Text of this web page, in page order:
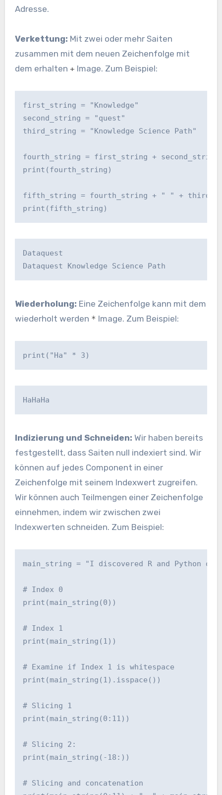
Adresse.
Verkettung: Mit zwei oder mehr Saiten
zusammen mit dem neuen Zeichenfolge mit
dem erhalten + Image. Zum Beispiel:
first_string = "Knowledge"
second_string = "quest"
third_string = "Knowledge Science Path"
fourth_string = first_string + second_string
print(fourth_string)
fifth_string = fourth_string + " " +
print(fifth_string)
Dataquest
Dataquest Knowledge Science Path
Wiederholung: Eine Zeichenfolge kann mit dem
wiederholt werden * Image. Zum Beispiel:
print("Ha" * 3)
HaHaHa
Indizierung und Schneiden: Wir haben bereits
festgestellt, dass Saiten null indexiert sind. Wir
können auf jedes Component in einer
Zeichenfolge mit seinem Indexwert zugreifen.
Wir können auch Teilmengen einer Zeichenfolge
einnehmen, indem wir zwischen zwei
Indexwerten schneiden. Zum Beispiel:
main_string = "I discovered R and Python
# Index 0
print(main_string(0))
# Index 1
print(main_string(1))
# Examine if Index 1 is whitespace
print(main_string(1).isspace())
# Slicing 1
print(main_string(0:11))
# Slicing 2:
print(main_string(-18:))
# Slicing and concatenation